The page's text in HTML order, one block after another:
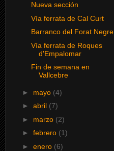
Nueva sección
Vía ferrata de Cal Curt
Barranco del Forat Negre
Vía ferrata de Roques
d'Empalomar
Fin de semana en
Vallcebre
► mayo (4)
► abril (7)
► marzo (2)
► febrero (1)
► enero (6)